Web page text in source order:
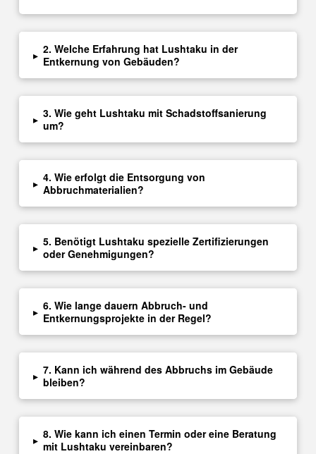
▸ 2. Welche Erfahrung hat Lushtaku in der
Entkernung von Gebäuden?
▸ 3. Wie geht Lushtaku mit Schadstoffsanierung
um?
▸ 4. Wie erfolgt die Entsorgung von
Abbruchmaterialien?
▸ 5. Benötigt Lushtaku spezielle Zertifizierungen
oder Genehmigungen?
▸ 6. Wie lange dauern Abbruch- und
Entkernungsprojekte in der Regel?
▸ 7. Kann ich während des Abbruchs im Gebäude
bleiben?
▸ 8. Wie kann ich einen Termin oder eine Beratung
mit Lushtaku vereinbaren?